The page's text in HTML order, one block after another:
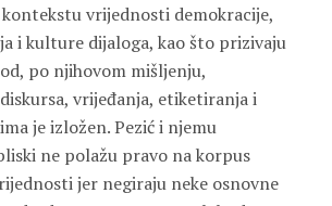
vrijednosti demokracije,
i kulture dijaloga, kao što prizivaju
po njihovom mišljenju,
vrijeđanja, etiketiranja i
je izložen. Pezić i njemu
ne polažu pravo na korpus
jer negiraju neke osnovne